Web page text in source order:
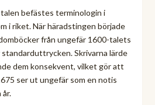
befästes terminologin i
i riket. När häradstingen började
från ungefär 1600-talets
Skrivarna lärde
dem konsekvent, vilket gör att
ser ut ungefär som en notis
år.